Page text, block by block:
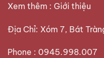
Xem thêm : Giới thiệu
Địa Chỉ: Xóm 7, Bát
Phone : 0945.998.007